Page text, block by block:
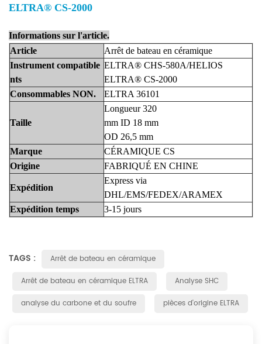
ELTRA® CS-2000
Informations sur l'article.
Article
Arrêt de bateau en céramique
Instrument compatible
nts
ELTRA® CHS-580A/HELIOS
ELTRA® CS-2000
Consommables NON. ELTRA 36101
Taille
Longueur 320
mm ID 18 mm
OD 26,5 mm
Marque
CÉRAMIQUE CS
Origine
FABRIQUÉ EN CHINE
Expédition
Express via
DHL/EMS/FEDEX/ARAMEX
Expédition temps 3-15 jours
TAGS :
Arrêt de bateau en céramique
Arrêt de bateau en céramique ELTRA
Analyse SHC
analyse du carbone et du soufre
pièces d'origine ELTRA